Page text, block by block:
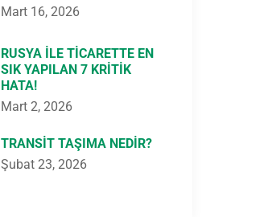
Mart 16, 2026
RUSYA ILE TICARETTE EN
SIK YAPILAN 7 KRITIK
HATA!
Mart 2, 2026
TRANSIT TAŞIMA NEDIR?
Şubat 23, 2026